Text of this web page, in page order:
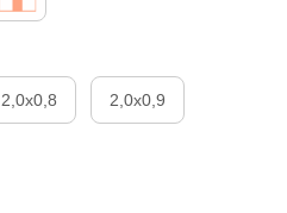
2,0х0,8 2,0х0,9